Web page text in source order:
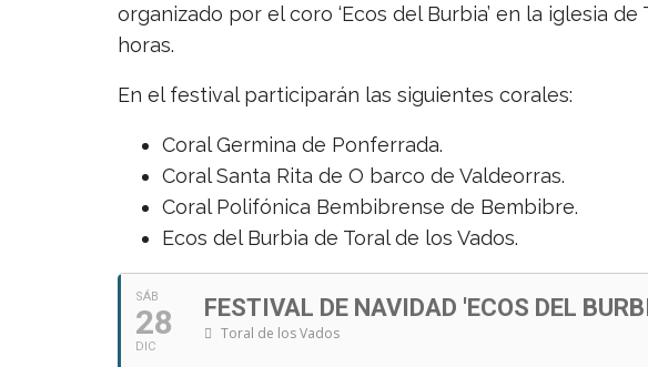
organizado por el coro ‘Ecos del Burbia’ en la iglesia de
horas.
En el festival participarán las siguientes corales:
Coral Germina de Ponferrada.
Coral Santa Rita de O barco de Valdeorras.
Coral Polifónica Bembibrense de Bembibre.
Ecos del Burbia de Toral de los Vados.
SÁB
28
DIC
FESTIVAL DE NAVIDAD 'ECOS DEL
Toral de los Vados